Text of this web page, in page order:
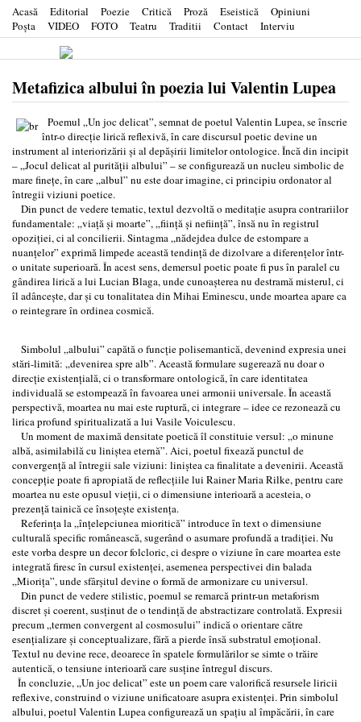
Acasă Editorial Poezie Critică Proză Eseistică
Opiniuni
Poşta
VIDEO FOTO Teatru Traditii Contact Interviu
Metafizica albului în poezia lui Valentin Lupea
Poemul „Un joc delicat”, semnat de poetul Valentin Lupea, se înscrie
într-o direcție lirică reflexivă, în care discursul poetic devine un
instrument al interiorizării și al depășirii limitelor ontologice. Încă din incipit
– „Jocul delicat al purității albului” – se configurează un nucleu simbolic de
mare finețe, în care „albul” nu este doar imagine, ci principiu ordonator al
întregii viziuni poetice.
Din punct de vedere tematic, textul dezvoltă o meditație asupra contrariilor
fundamentale: „viață și moarte”, „ființă și neființă”, însă nu în registrul
opoziției, ci al concilierii. Sintagma „nădejdea dulce de estompare a
nuanțelor” exprimă limpede această tendință de dizolvare a diferențelor într-
o unitate superioară. În acest sens, demersul poetic poate fi pus în paralel cu
gândirea lirică a lui Lucian Blaga, unde cunoașterea nu destramă misterul, ci
îl adâncește, dar și cu tonalitatea din Mihai Eminescu, unde moartea apare ca
o reintegrare în ordinea cosmică.
Simbolul „albului” capătă o funcție polisemantică, devenind expresia unei
stări-limită: „devenirea spre alb”. Această formulare sugerează nu doar o
direcție existențială, ci o transformare ontologică, în care identitatea
individuală se estompează în favoarea unei armonii universale. În această
perspectivă, moartea nu mai este ruptură, ci integrare – idee ce rezonează cu
lirica profund spiritualizată a lui Vasile Voiculescu.
Un moment de maximă densitate poetică îl constituie versul: „o minune
albă, asimilabilă cu liniștea eternă”. Aici, poetul fixează punctul de
convergență al întregii sale viziuni: liniștea ca finalitate a devenirii. Această
concepție poate fi apropiată de reflecțiile lui Rainer Maria Rilke, pentru care
moartea nu este opusul vieții, ci o dimensiune interioară a acesteia, o
prezență tainică ce însoțește existența.
Referința la „înțelepciunea mioritică” introduce în text o dimensiune
culturală specific românească, sugerând o asumare profundă a tradiției. Nu
este vorba despre un decor folcloric, ci despre o viziune în care moartea este
integrată firesc în cursul existenței, asemenea perspectivei din balada
„Miorița”, unde sfârșitul devine o formă de armonizare cu universul.
Din punct de vedere stilistic, poemul se remarcă printr-un metaforism
discret și coerent, susținut de o tendință de abstractizare controlată. Expresii
precum „termen convergent al cosmosului” indică o orientare către
esențializare și conceptualizare, fără a pierde însă substratul emoțional.
Textul nu devine rece, deoarece în spatele formulărilor se simte o trăire
autentică, o tensiune interioară care susține întregul discurs.
În concluzie, „Un joc delicat” este un poem care valorifică resursele liricii
reflexive, construind o viziune unificatoare asupra existenței. Prin simbolul
albului, poetul Valentin Lupea configurează un spațiu al împăcării, în care